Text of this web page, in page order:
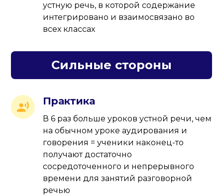
устную речь, в которой содержание
интегрировано и взаимосвязано во
всех классах
Сильные стороны
Практика
В 6 раз больше уроков устной речи, чем
на обычном уроке аудирования и
говорения = ученики наконец-то
получают достаточно
сосредоточенного и непрерывного
времени для занятий разговорной
речью